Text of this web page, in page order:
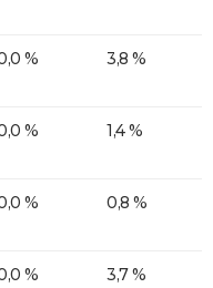
% 3,8 %
% 1,4 %
% 0,8 %
% 3,7 %